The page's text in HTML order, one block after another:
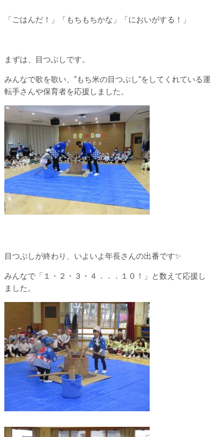
「ごはんだ！」「もちもちかな」「においがする！」
まずは、目つぶしです。
みんなで歌を歌い、”もち米の目つぶし”をしてくれている運
転手さんや保育者を応援しました。
目つぶしが終わり、いよいよ年長さんの出番です✨
みんなで「１・２・３・４．．．１０！」と数えて応援し
ました。